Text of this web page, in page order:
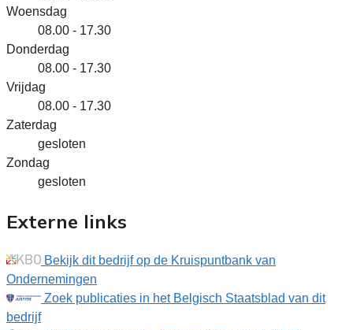
Woensdag
08.00 - 17.30
Donderdag
08.00 - 17.30
Vrijdag
08.00 - 17.30
Zaterdag
gesloten
Zondag
gesloten
Externe links
Bekijk dit bedrijf op de Kruispuntbank van
Ondernemingen
Zoek publicaties in het Belgisch Staatsblad van dit
bedrijf